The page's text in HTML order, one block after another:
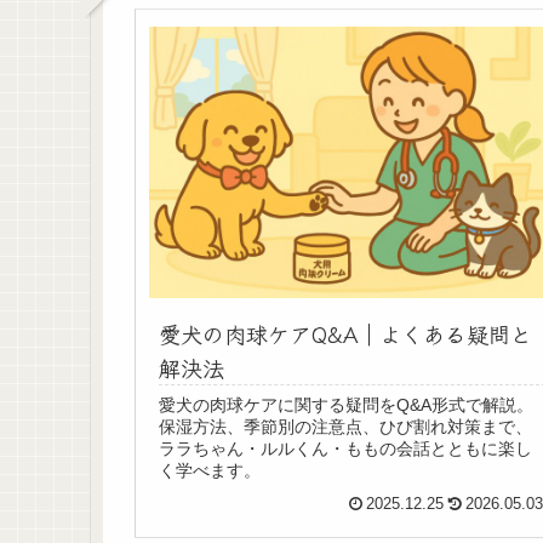
愛犬の肉球ケアQ&A｜よくある疑問と
解決法
愛犬の肉球ケアに関する疑問をQ&A形式で解説。
保湿方法、季節別の注意点、ひび割れ対策まで、
ララちゃん・ルルくん・ももの会話とともに楽し
く学べます。
2025.12.25 2026.05.03